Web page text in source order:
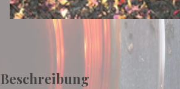
Beschreibung